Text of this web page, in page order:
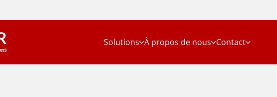
Solutions À propos de nous Contact